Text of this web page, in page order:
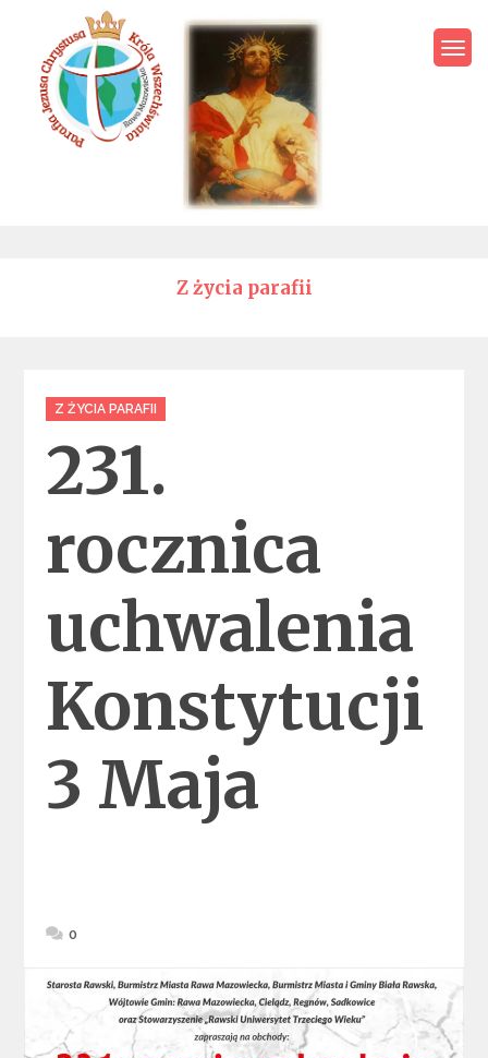
content
Parafia Jezusa Chrystusa
Króla Wszechświata – Rawa
Z życia parafii
Categories
Z ŻYCIA PARAFII
231.
rocznica
uchwalenia
Konstytucji
3 Maja
0